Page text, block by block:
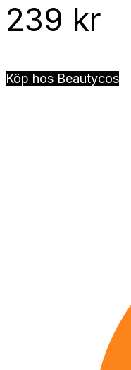
239 kr
Köp hos Beautycos